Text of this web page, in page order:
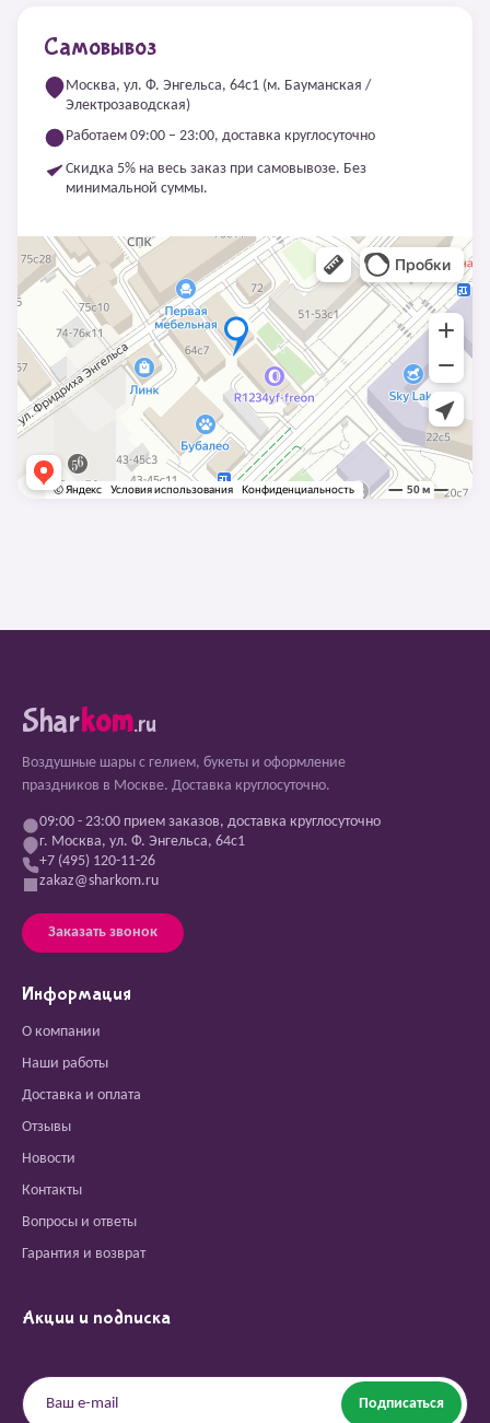
Самовывоз
Москва, ул. Ф. Энгельса, 64с1 (м. Бауманская /
Электрозаводская)
Работаем 09:00 – 23:00, доставка круглосуточно
Скидка 5% на весь заказ при самовывозе. Без
минимальной суммы.
Sharkom.ru
Воздушные шары с гелием, букеты и оформление
праздников в Москве. Доставка круглосуточно.
09:00 - 23:00 прием заказов, доставка круглосуточно
г. Москва, ул. Ф. Энгельса, 64с1
+7 (495) 120-11-26
zakaz@sharkom.ru
Заказать звонок
Информация
О компании
Наши работы
Доставка и оплата
Отзывы
Новости
Контакты
Вопросы и ответы
Гарантия и возврат
Акции и подписка
Подписаться